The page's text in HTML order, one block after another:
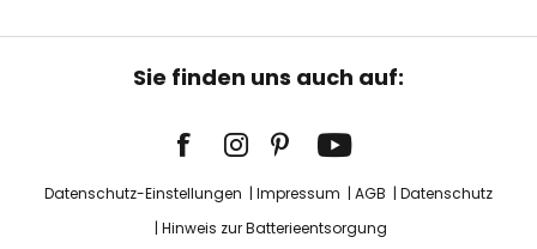
Sie finden uns auch auf:
Datenschutz-Einstellungen Impressum AGB
Datenschutz
Hinweis zur Batterieentsorgung